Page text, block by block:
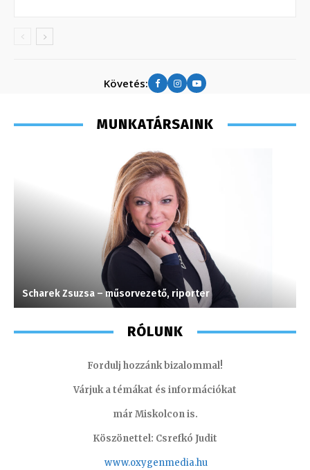
Követés:
MUNKATÁRSAINK
Scharek Zsuzsa – műsorvezető, riporter
RÓLUNK
Fordulj hozzánk bizalommal!
Várjuk a témákat és információkat
már Miskolcon is.
Köszönettel: Csrefkó Judit
www.oxygenmedia.hu